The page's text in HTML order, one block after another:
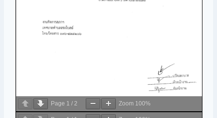
Page 1 / 2 Zoom 100%